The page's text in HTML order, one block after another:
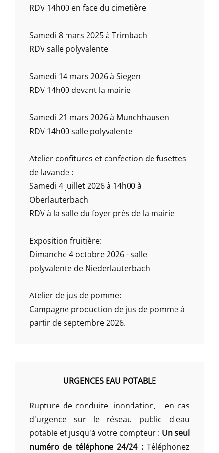
RDV 14h00 en face du cimetière
Samedi 8 mars 2025 à Trimbach
RDV salle polyvalente.
Samedi 14 mars 2026 à Siegen
RDV 14h00 devant la mairie
Samedi 21 mars 2026 à Munchhausen
RDV 14h00 salle polyvalente
Atelier confitures et confection de fusettes
de lavande :
Samedi 4 juillet 2026 à 14h00 à
Oberlauterbach
RDV à la salle du foyer près de la mairie
Exposition fruitière:
Dimanche 4 octobre 2026 - salle
polyvalente de Niederlauterbach
Atelier de jus de pomme:
Campagne production de jus de pomme à
partir de septembre 2026.
URGENCES EAU POTABLE
Rupture de conduite, inondation,... en cas
d'urgence sur le réseau public d'eau
potable et jusqu'à votre compteur : Un seul
numéro de téléphone 24/24 :Téléphonez